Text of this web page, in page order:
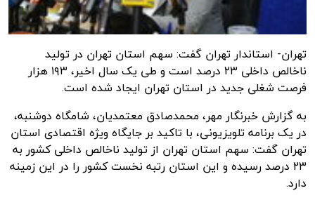
تهران- استاندار تهران گفت: سهم استان تهران در تولید
ناخالص داخلی ۲۳ درصد است و طی یک سال اخیر، ۱۹۳ هزار
فرصت شغلی جدید در استان تهران ایجاد شده است.
به گزارش خبرنگار مهر، محمدصادق معتمدیان، شامگاه دوشنبه،
در یک برنامه تلویزیونی، با تاکید بر جایگاه ویژه اقتصادی استان
تهران گفت: سهم استان تهران از تولید ناخالص داخلی کشور به
۲۳ درصد رسیده و این استان رتبه نخست کشور را در این زمینه
دارد.